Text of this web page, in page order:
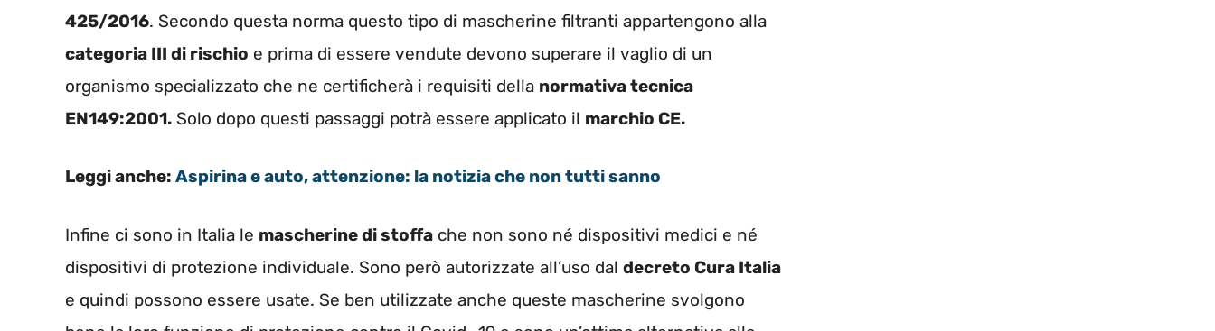
425/2016. Secondo questa norma questo tipo di mascherine filtranti appartengono alla
categoria III di rischio e prima di essere vendute devono superare il vaglio di un
organismo specializzato che ne certificherà i requisiti della normativa tecnica
EN149:2001. Solo dopo questi passaggi potrà essere applicato il marchio CE.
Leggi anche: Aspirina e auto, attenzione: la notizia che non tutti sanno
Infine ci sono in Italia le mascherine di stoffa che non sono né dispositivi medici e né
dispositivi di protezione individuale. Sono però autorizzate all’uso dal decreto Cura Italia
e quindi possono essere usate. Se ben utilizzate anche queste mascherine svolgono